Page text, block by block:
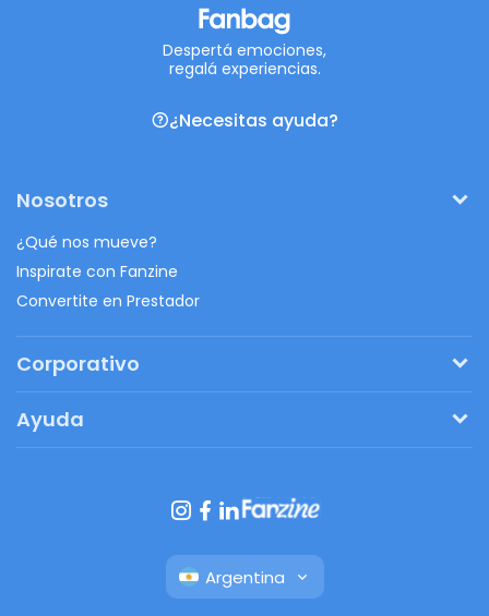
Despertá emociones,
regalá experiencias.
¿Necesitas ayuda?
Nosotros
¿Qué nos mueve?
Inspirate con Fanzine
Convertite en Prestador
Corporativo
Regalos originales
Ayuda
Botón de arrepentimiento
Argentina